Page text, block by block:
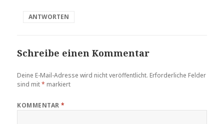
ANTWORTEN
Schreibe einen Kommentar
Deine E-Mail-Adresse wird nicht veröffentlicht. Erforderliche Felder
sind mit* markiert
KOMMENTAR*